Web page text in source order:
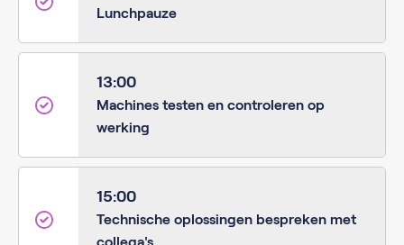
Lunchpauze
13:00
Machines testen en controleren op
werking
15:00
Technische oplossingen bespreken met
collega's